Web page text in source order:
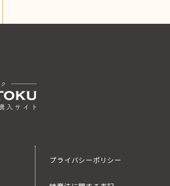
プライバシーポリシー